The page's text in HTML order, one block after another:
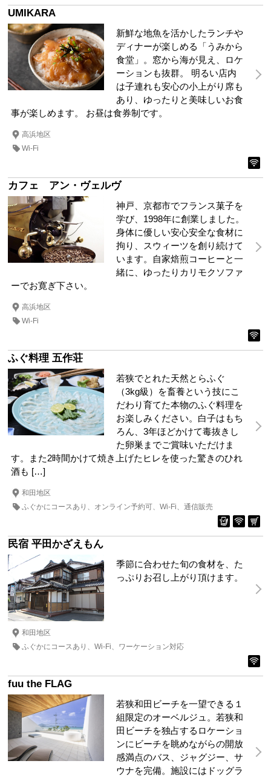
UMIKARA
新鮮な地⿂を活かしたランチや
ディナーが楽しめる「うみから
食堂」。窓から海が⾒え、ロケ
ーションも抜群。 明るい店内
は⼦連れも安⼼の⼩上がり席も
あり、ゆったりと美味しいお食
事が楽しめます。 お昼は食券制です。
高浜地区
Wi-Fi
カフェ アン・ヴェルヴ
神戸、京都市でフランス菓子を
学び、1998年に創業しました。
身体に優しい安心安全な食材に
拘り、スウィーツを創り続けて
います。自家焙煎コーヒーと一
緒に、ゆったりカリモクソファ
ーでお寛ぎ下さい。
高浜地区
Wi-Fi
ふぐ料理 五作荘
若狭でとれた天然とらふぐ
（3kg級）を畜養という技にこ
だわり育てた本物のふぐ料理を
お楽しみください。白子はもち
ろん、3年ほどかけて毒抜きし
た卵巣までご賞味いただけま
す。また2時間かけて焼き上げたヒレを使った驚きのひれ
酒も […]
和田地区
ふぐかにコースあり
オンライン予約可 Wi-Fi 通信販売
民宿 平田かざえもん
季節に合わせた旬の食材を、た
っぷりお召し上がり頂けます。
和田地区
ふぐかにコースあり
Wi-Fi ワーケーション対応
fuu the FLAG
若狭和田ビーチを一望できる１
組限定のオーベルジュ。若狭和
田ビーチを独占するロケーショ
ンにビーチを眺めながらの開放
感満点のバス、ジャグジー、サ
ウナを完備。施設にはドッグラ